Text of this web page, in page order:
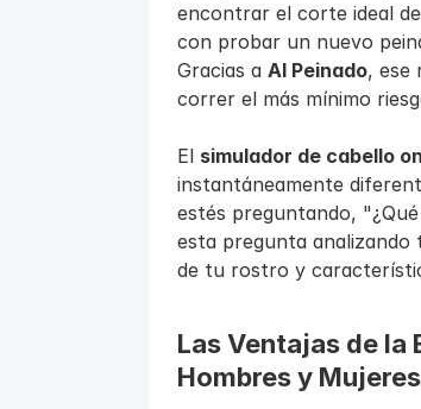
encontrar el corte ideal
con probar un nuevo
Gracias a AI Peinado, ese
correr el más mínimo
El simulador de cabello
instantáneamente
estés preguntando,
esta pregunta analizando
de tu rostro y
Las Ventajas de la
Hombres y Mujeres